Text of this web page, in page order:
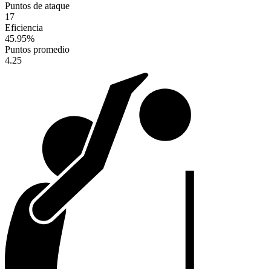
Puntos de ataque
17
Eficiencia
45.95%
Puntos promedio
4.25